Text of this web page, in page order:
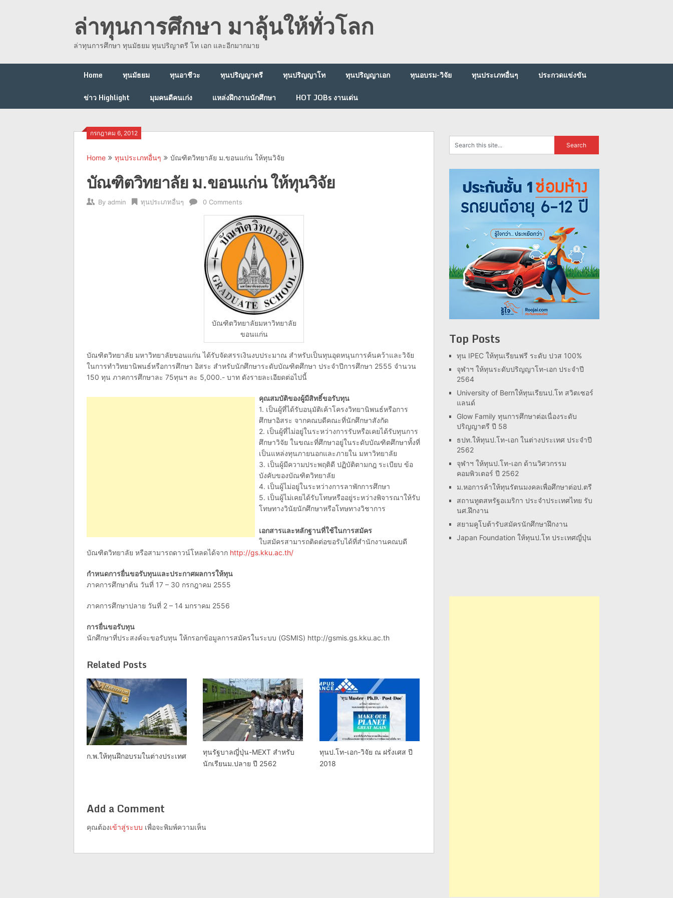
ล่าทุนการศึกษา มาลุ้นให้ทั่วโลก
ล่าทุนการศึกษา ทุนมัธยม ทุนปริญาตรี โท เอก และอีกมากมาย
Home ทุนมัธยม ทุนอาชีวะ ทุนปริญญาตรี ทุนปริญญาโท ทุนปริญญาเอก ทุนอบรม-วิจัย ทุนประเภทอื่นๆ
ประกวดแข่งขัน
ข่าว Highlight
มุมคนดีคนเก่ง แหล่งฝึกงานนักศึกษา HOT JOBs งานเด่น
กรกฎาคม 6, 2012
Home ทุนประเภทอื่นๆ บัณฑิตวิทยาลัย ม.ขอนแก่น ให้ทุนวิจัย
บัณฑิตวิทยาลัย ม.ขอนแก่น ให้ทุนวิจัย
By admin ทุนประเภทอื่นๆ 0 Comments
บัณฑิตวิทยาลัยมหาวิทยาลัย
ขอนแก่น
บัณฑิตวิทยาลัย มหาวิทยาลัยขอนแก่น ได้รับจัดสรรเงินงบประมาณ สำหรับเป็นทุนอุดหนุนการค้นคว้าและวิจัย
ในการทำวิทยานิพนธ์หรือการศึกษา อิสระ สำหรับนักศึกษาระดับบัณฑิตศึกษา ประจำปีการศึกษา 2555 จำนวน
150 ทุน ภาคการศึกษาละ 75ทุนฯ ละ 5,000.- บาท ดังรายละเอียดต่อไปนี้
คุณสมบัติของผู้มีสิทธิ์ขอรับทุน
1. เป็นผู้ที่ได้รับอนุมัติเค้าโครงวิทยานิพนธ์หรือการ
ศึกษาอิสระ จากคณบดีคณะที่นักศึกษาสังกัด
2. เป็นผู้ที่ไม่อยู่ในระหว่างการรับหรือเคยได้รับทุนการ
ศึกษาวิจัย ในขณะที่ศึกษาอยู่ในระดับบัณฑิตศึกษาทั้งที่
เป็นแหล่งทุนภายนอกและภายใน มหาวิทยาลัย
3. เป็นผู้มีความประพฤติดี ปฏิบัติตามกฎ ระเบียบ ข้อ
บังคับของบัณฑิตวิทยาลัย
4. เป็นผู้ไม่อยู่ในระหว่างการลาพักการศึกษา
5. เป็นผู้ไม่เคยได้รับโทษหรืออยู่ระหว่างพิจารณาให้รับ
โทษทางวินัยนักศึกษาหรือโทษทางวิชาการ
เอกสารและหลักฐานที่ใช้ในการสมัคร
ใบสมัครสามารถติดต่อขอรับได้ที่สำนักงานคณบดี
บัณฑิตวิทยาลัย หรือสามารถดาวน์โหลดได้จาก http://gs.kku.ac.th/
กำหนดการยื่นขอรับทุนและประกาศผลการให้ทุน
ภาคการศึกษาต้น วันที่ 17 – 30 กรกฎาคม 2555
ภาคการศึกษาปลาย วันที่ 2 – 14 มกราคม 2556
การยื่นขอรับทุน
นักศึกษาที่ประสงค์จะขอรับทุน ให้กรอกข้อมูลการสมัครในระบบ (GSMIS) http://gsmis.gs.kku.ac.th
Related Posts
ก.พ.ให้ทุนฝึกอบรมในต่างประเทศ
ทุนรัฐบาลญี่ปุ่น-MEXT สำหรับ
นักเรียนม.ปลาย ปี 2562
ทุนป.โท-เอก-วิจัย ณ ฝรั่งเศส ปี
2018
Add a Comment
คุณต้องเข้าสู่ระบบ เพื่อจะพิมพ์ความเห็น
Top Posts
ทุน IPEC ให้ทุนเรียนฟรี ระดับ ปวส 100%
จุฬาฯ ให้ทุนระดับปริญญาโท-เอก ประจำปี
2564
University of Bernให้ทุนเรียนป.โท สวิตเซอร์
แลนด์
Glow Family ทุนการศึกษาต่อเนื่องระดับ
ปริญญาตรี ปี 58
ธปท.ให้ทุนป.โท-เอก ในต่างประเทศ ประจำปี
2562
จุฬาฯ ให้ทุนป.โท-เอก ด้านวิศวกรรม
คอมพิวเตอร์ ปี 2562
ม.หอการค้าให้ทุนรัตนมงคลเพื่อศึกษาต่อป.ตรี
สถานทูตสหรัฐอเมริกา ประจำประเทศไทย รับ
นศ.ฝึกงาน
สยามคูโบต้ารับสมัครนักศึกษาฝึกงาน
Japan Foundation ให้ทุนป.โท ประเทศญี่ปุ่น